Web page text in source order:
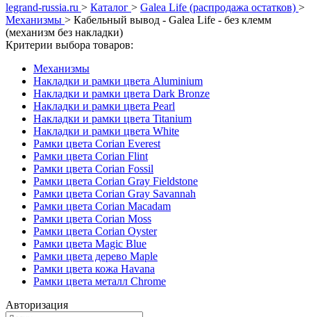
legrand-russia.ru > Каталог > Galea Life (распродажа остатков) >
Механизмы > Кабельный вывод - Galea Life - без клемм
(механизм без накладки)
Критерии выбора товаров:
Механизмы
Накладки и рамки цвета Aluminium
Накладки и рамки цвета Dark Bronze
Накладки и рамки цвета Pearl
Накладки и рамки цвета Titanium
Накладки и рамки цвета White
Рамки цвета Corian Everest
Рамки цвета Corian Flint
Рамки цвета Corian Fossil
Рамки цвета Corian Gray Fieldstone
Рамки цвета Corian Gray Savannah
Рамки цвета Corian Macadam
Рамки цвета Corian Moss
Рамки цвета Corian Oyster
Рамки цвета Magic Blue
Рамки цвета дерево Maple
Рамки цвета кожа Havana
Рамки цвета металл Chrome
Авторизация